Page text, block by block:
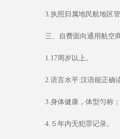
3.执照归属地民航地区
三、自费面向通用航空
1.17周岁以上。
2.语言水平:汉语能正确
3.身体健康，体型匀称
4. ５年内无犯罪记录。